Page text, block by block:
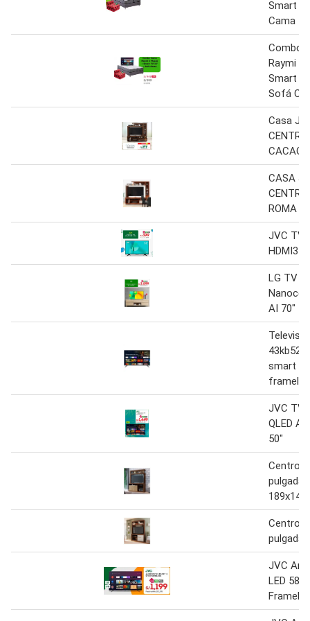
Smart
Cama
Combo
Raymi 2
Smart
Sofá
Casa
CACAO
CASA
ROMA
JVC TV
HDMI3
LG TV
AI 70"
smart tv
JVC TV
QLED
50"
Centro
Centro
JVC
LED